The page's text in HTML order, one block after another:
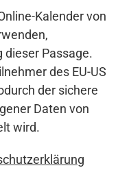
Kalender von
dieser Passage.
des EU-US
der sichere
Daten von
wird.